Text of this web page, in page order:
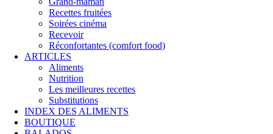
Recettes fruitées
Soirées cinéma
Recevoir
Réconfortantes (comfort food)
ARTICLES
Aliments
Nutrition
Les meilleures recettes
Substitutions
INDEX DES ALIMENTS
BOUTIQUE